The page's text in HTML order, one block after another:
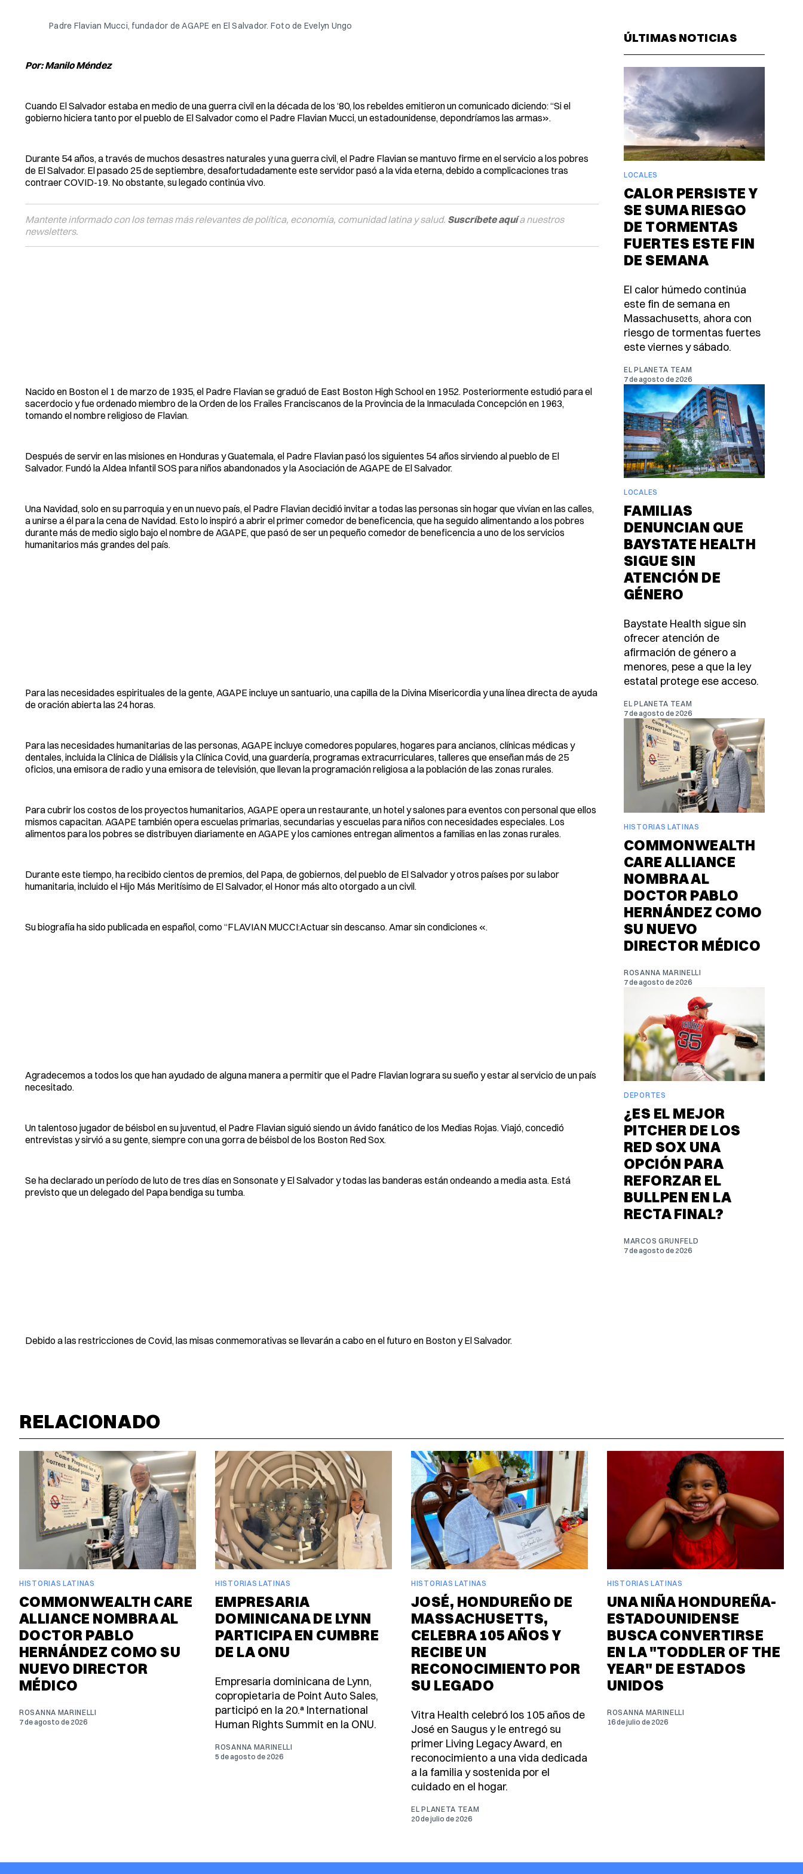
Padre Flavian Mucci, fundador de AGAPE en El Salvador. Foto de Evelyn Ungo
Por: Manilo Méndez
Cuando El Salvador estaba en medio de una guerra civil en la década de los ‘80, los rebeldes emitieron un comunicado diciendo: “Si el
gobierno hiciera tanto por el pueblo de El Salvador como el Padre Flavian Mucci, un estadounidense, depondríamos las armas».
Durante 54 años, a través de muchos desastres naturales y una guerra civil, el Padre Flavian se mantuvo firme en el servicio a los pobres
de El Salvador. El pasado 25 de septiembre, desafortudadamente este servidor pasó a la vida eterna, debido a complicaciones tras
contraer COVID-19. No obstante, su legado continúa vivo.
Mantente informado con los temas más relevantes de política, economía, comunidad latina y salud. Suscríbete aquía nuestros
newsletters.
Nacido en Boston el 1 de marzo de 1935, el Padre Flavian se graduó de East Boston High School en 1952. Posteriormente estudió para el
sacerdocio y fue ordenado miembro de la Orden de los Frailes Franciscanos de la Provincia de la Inmaculada Concepción en 1963,
tomando el nombre religioso de Flavian.
Después de servir en las misiones en Honduras y Guatemala, el Padre Flavian pasó los siguientes 54 años sirviendo al pueblo de El
Salvador. Fundó la Aldea Infantil SOS para niños abandonados y la Asociación de AGAPE de El Salvador.
Una Navidad, solo en su parroquia y en un nuevo país, el Padre Flavian decidió invitar a todas las personas sin hogar que vivían en las calles,
a unirse a él para la cena de Navidad. Esto lo inspiró a abrir el primer comedor de beneficencia, que ha seguido alimentando a los pobres
durante más de medio siglo bajo el nombre de AGAPE, que pasó de ser un pequeño comedor de beneficencia a uno de los servicios
humanitarios más grandes del país.
Para las necesidades espirituales de la gente, AGAPE incluye un santuario, una capilla de la Divina Misericordia y una línea directa de ayuda
de oración abierta las 24 horas.
Para las necesidades humanitarias de las personas, AGAPE incluye comedores populares, hogares para ancianos, clínicas médicas y
dentales, incluida la Clínica de Diálisis y la Clínica Covid, una guardería, programas extracurriculares, talleres que enseñan más de 25
oficios, una emisora ​​de radio y una emisora ​​de televisión, que llevan la programación religiosa a la población de las zonas rurales.
Para cubrir los costos de los proyectos humanitarios, AGAPE opera un restaurante, un hotel y salones para eventos con personal que ellos
mismos capacitan. AGAPE también opera escuelas primarias, secundarias y escuelas para niños con necesidades especiales. Los
alimentos para los pobres se distribuyen diariamente en AGAPE y los camiones entregan alimentos a familias en las zonas rurales.
Durante este tiempo, ha recibido cientos de premios, del Papa, de gobiernos, del pueblo de El Salvador y otros países por su labor
humanitaria, incluido el Hijo Más Meritísimo de El Salvador, el Honor más alto otorgado a un civil.
Su biografía ha sido publicada en español, como “FLAVIAN MUCCI:Actuar sin descanso. Amar sin condiciones «.
Agradecemos a todos los que han ayudado de alguna manera a permitir que el Padre Flavian lograra su sueño y estar al servicio de un país
necesitado.
Un talentoso jugador de béisbol en su juventud, el Padre Flavian siguió siendo un ávido fanático de los Medias Rojas. Viajó, concedió
entrevistas y sirvió a su gente, siempre con una gorra de béisbol de los Boston Red Sox.
Se ha declarado un período de luto de tres días en Sonsonate y El Salvador y todas las banderas están ondeando a media asta. Está
previsto que un delegado del Papa bendiga su tumba.
Debido a las restricciones de Covid, las misas conmemorativas se llevarán a cabo en el futuro en Boston y El Salvador.
ÚLTIMAS NOTICIAS
LOCALES
CALOR PERSISTE Y
SE SUMA RIESGO
DE TORMENTAS
FUERTES ESTE FIN
DE SEMANA
El calor húmedo continúa
este fin de semana en
Massachusetts, ahora con
riesgo de tormentas fuertes
este viernes y sábado.
EL PLANETA TEAM
7 de agosto de 2026
LOCALES
FAMILIAS
DENUNCIAN QUE
BAYSTATE HEALTH
SIGUE SIN
ATENCIÓN DE
GÉNERO
Baystate Health sigue sin
ofrecer atención de
afirmación de género a
menores, pese a que la ley
estatal protege ese acceso.
EL PLANETA TEAM
7 de agosto de 2026
HISTORIAS LATINAS
COMMONWEALTH
CARE ALLIANCE
NOMBRA AL
DOCTOR PABLO
HERNÁNDEZ COMO
SU NUEVO
DIRECTOR MÉDICO
ROSANNA MARINELLI
7 de agosto de 2026
DEPORTES
¿ES EL MEJOR
PITCHER DE LOS
RED SOX UNA
OPCIÓN PARA
REFORZAR EL
BULLPEN EN LA
RECTA FINAL?
MARCOS GRUNFELD
7 de agosto de 2026
RELACIONADO
HISTORIAS LATINAS
COMMONWEALTH CARE
ALLIANCE NOMBRA AL
DOCTOR PABLO
HERNÁNDEZ COMO SU
NUEVO DIRECTOR
MÉDICO
ROSANNA MARINELLI
7 de agosto de 2026
HISTORIAS LATINAS
EMPRESARIA
DOMINICANA DE LYNN
PARTICIPA EN CUMBRE
DE LA ONU
Empresaria dominicana de Lynn,
copropietaria de Point Auto Sales,
participó en la 20.ª International
Human Rights Summit en la ONU.
ROSANNA MARINELLI
5 de agosto de 2026
HISTORIAS LATINAS
JOSÉ, HONDUREÑO DE
MASSACHUSETTS,
CELEBRA 105 AÑOS Y
RECIBE UN
RECONOCIMIENTO POR
SU LEGADO
Vitra Health celebró los 105 años de
José en Saugus y le entregó su
primer Living Legacy Award, en
reconocimiento a una vida dedicada
a la familia y sostenida por el
cuidado en el hogar.
EL PLANETA TEAM
20 de julio de 2026
HISTORIAS LATINAS
UNA NIÑA HONDUREÑA-
ESTADOUNIDENSE
BUSCA CONVERTIRSE
EN LA "TODDLER OF THE
YEAR" DE ESTADOS
UNIDOS
ROSANNA MARINELLI
16 de julio de 2026